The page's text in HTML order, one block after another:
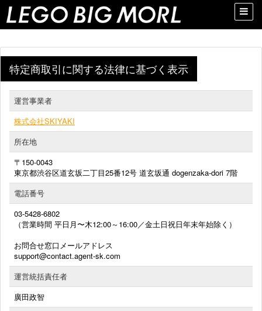
Toggle
特定商取引に関する法律に基づく表示
運営事業者
株式会社SKIYAKI
所在地
〒150-0043
東京都渋谷区道玄坂二丁目25番12号 道玄坂通 dogenzaka-dori 7階
電話番号
03-5428-6802
（営業時間 平日月〜木12:00～16:00／金土日祝日年末年始除く）
お問合せ窓口メールアドレス
support@contact.agent-sk.com
運営統括責任者
廣田政智